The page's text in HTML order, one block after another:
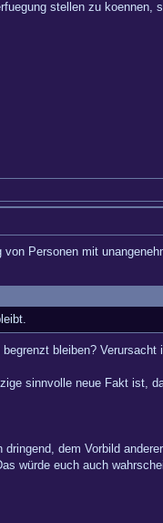
stellen zu koennen,
Personen mit
bleiben?
sinnvolle neue Fakt ist,
dem Vorbild
würde euch auch